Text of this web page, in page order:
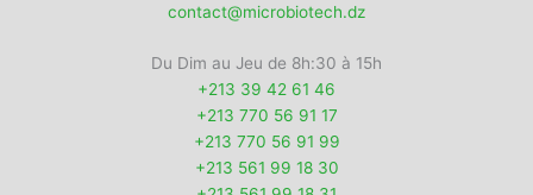
contact@microbiotech.dz
Du Dim au Jeu de 8h:30 à 15h
+213 39 42 61 46
+213 770 56 91 17
+213 770 56 91 99
+213 561 99 18 30